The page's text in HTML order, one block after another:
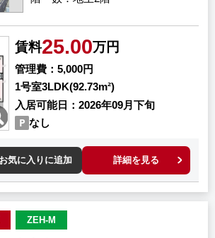
賃料25.00万円
管理費
5,000円
1号室3LDK(92.73m²)
入居可能日
2026年09月下旬
なし
お気に入りに追加 詳細を見る
ZEH-M